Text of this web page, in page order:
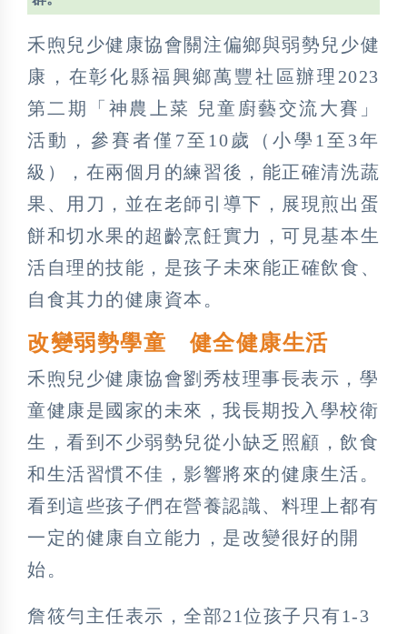
禾煦兒少健康協會關注偏鄉與弱勢兒少健
康，在彰化縣福興鄉萬豐社區辦理2023
第二期「神農上菜 兒童廚藝交流大賽」
活動，參賽者僅7至10歲（小學1至3年
級），在兩個月的練習後，能正確清洗蔬
果、用刀，並在老師引導下，展現煎出蛋
餅和切水果的超齡烹飪實力，可見基本生
活自理的技能，是孩子未來能正確飲食、
自食其力的健康資本。
改變弱勢學童 健全健康生活
禾煦兒少健康協會劉秀枝理事長表示，學
童健康是國家的未來，我長期投入學校衛
生，看到不少弱勢兒從小缺乏照顧，飲食
和生活習慣不佳，影響將來的健康生活。
看到這些孩子們在營養認識、料理上都有
一定的健康自立能力，是改變很好的開
始。
詹筱勻主任表示，全部21位孩子只有1-3